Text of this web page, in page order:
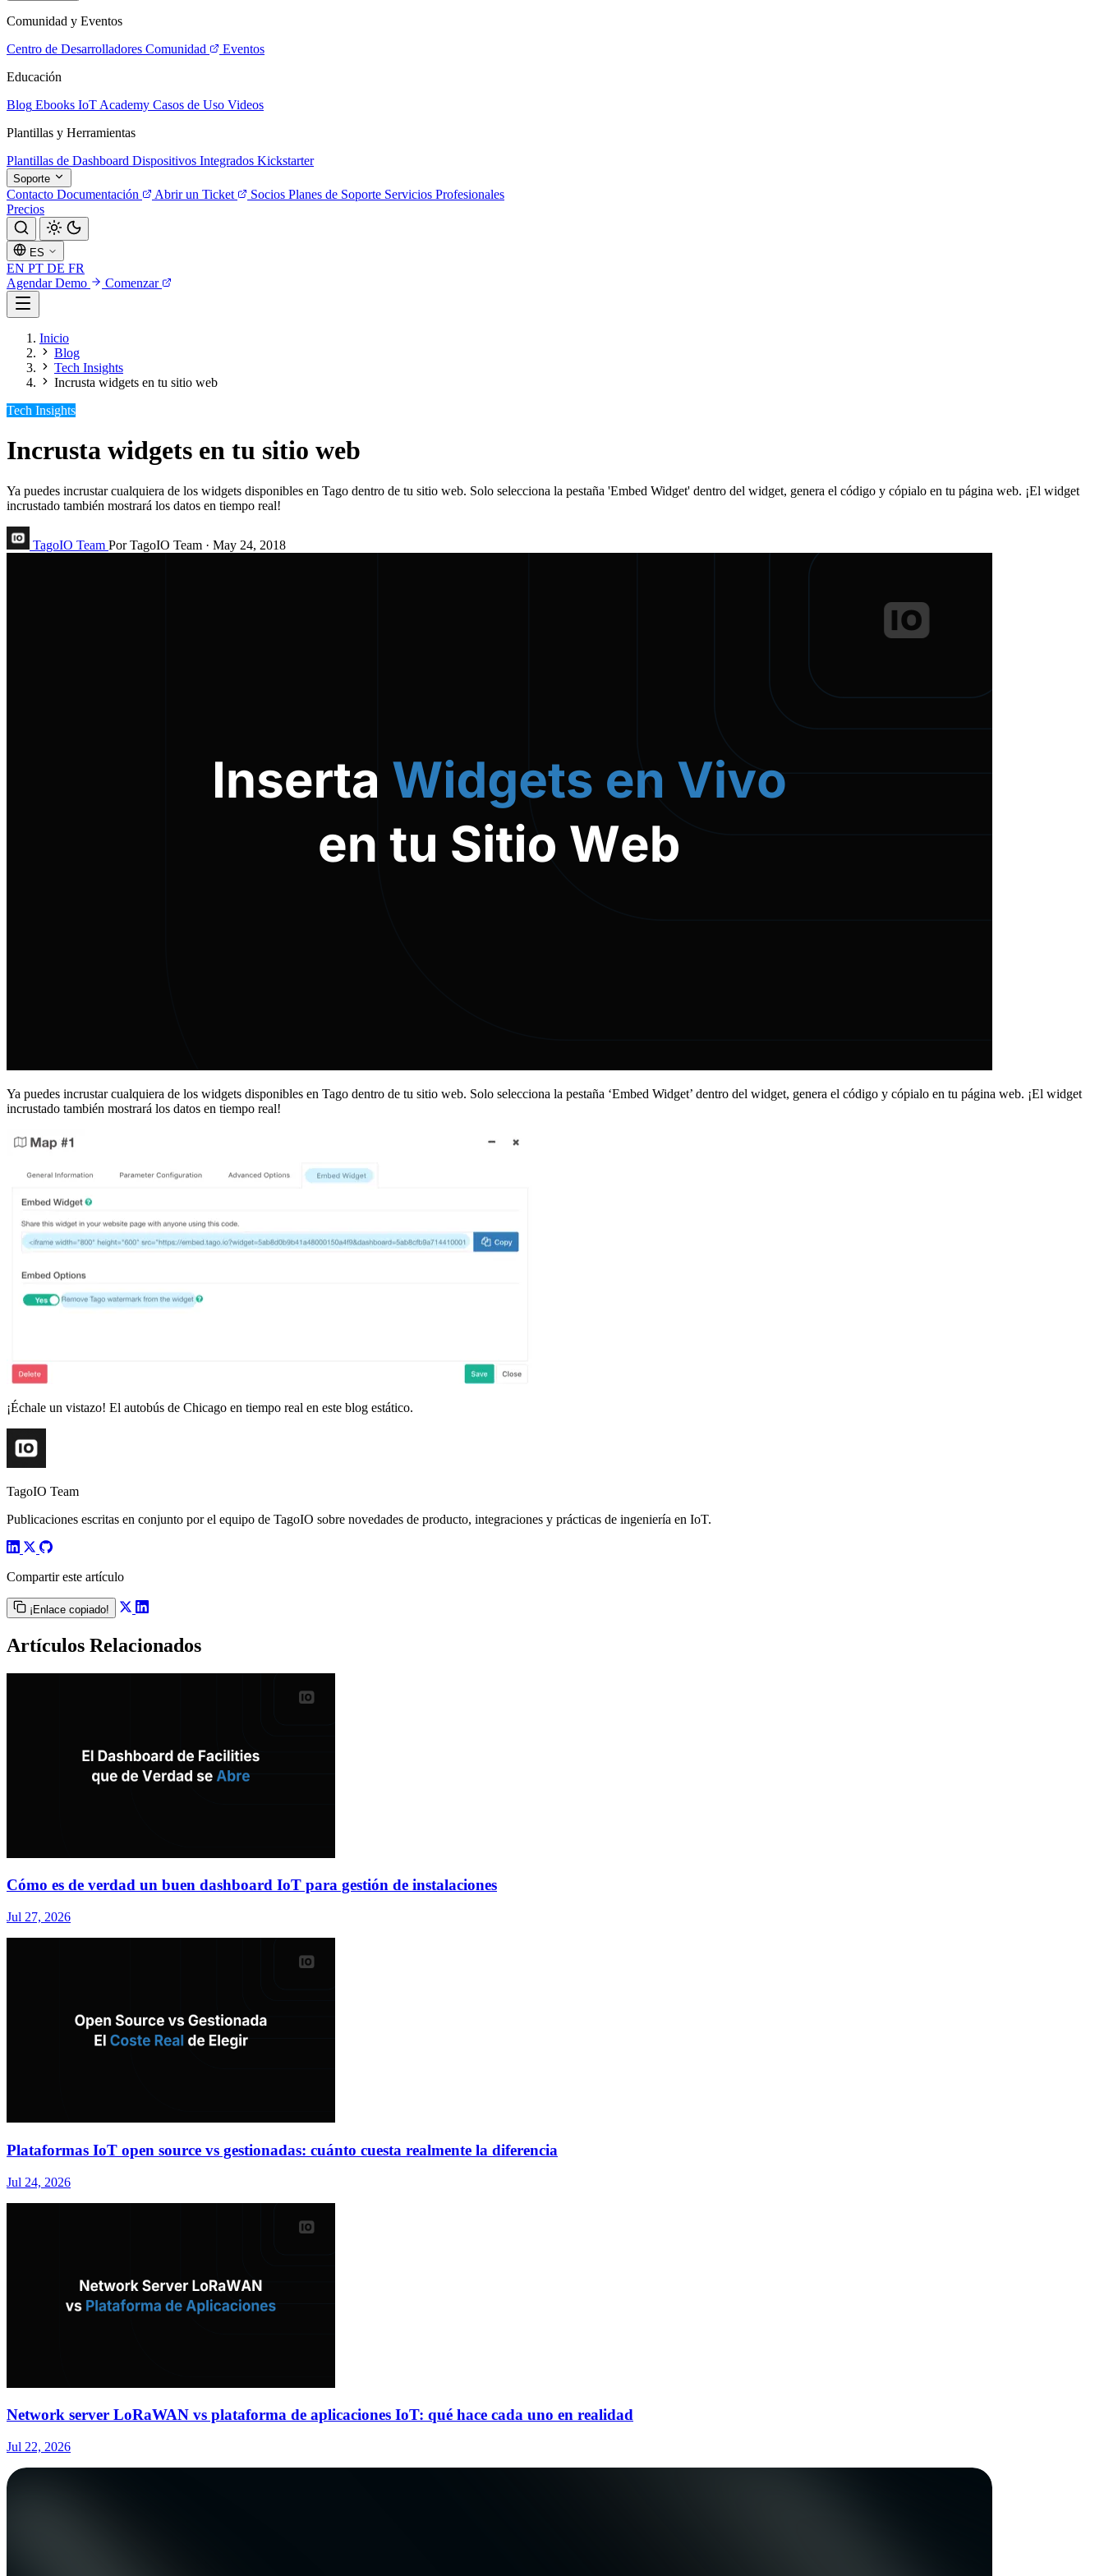
Comunidad y Eventos
Centro de Desarrolladores Comunidad
Eventos
Educación
Blog Ebooks IoT Academy Casos de Uso Videos
Plantillas y Herramientas
Plantillas de Dashboard Dispositivos Integrados Kickstarter
Soporte
Contacto Documentación Abrir un Ticket Socios Planes de Soporte Servicios Profesionales
Precios
ES
EN PT DE FR
Agendar Demo
Comenzar
Inicio
Blog
Tech Insights
Incrusta widgets en tu sitio web
Tech Insights
Incrusta widgets en tu sitio web
Ya puedes incrustar cualquiera de los widgets disponibles en Tago dentro de tu sitio web. Solo selecciona la pestaña 'Embed Widget' dentro del widget, genera el código y cópialo en tu página web. ¡El widget
incrustado también mostrará los datos en tiempo real!
TagoIO Team Por TagoIO Team · May 24, 2018
Ya puedes incrustar cualquiera de los widgets disponibles en Tago dentro de tu sitio web. Solo selecciona la pestaña ‘Embed Widget’ dentro del widget, genera el código y cópialo en tu página web. ¡El widget
incrustado también mostrará los datos en tiempo real!
¡Échale un vistazo! El autobús de Chicago en tiempo real en este blog estático.
TagoIO Team
Publicaciones escritas en conjunto por el equipo de TagoIO sobre novedades de producto, integraciones y prácticas de ingeniería en IoT.
Compartir este artículo
¡Enlace copiado!
Artículos Relacionados
Cómo es de verdad un buen dashboard IoT para gestión de instalaciones
Jul 27, 2026
Plataformas IoT open source vs gestionadas: cuánto cuesta realmente la diferencia
Jul 24, 2026
Network server LoRaWAN vs plataforma de aplicaciones IoT: qué hace cada uno en realidad
Jul 22, 2026